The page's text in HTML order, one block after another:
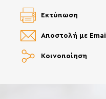
Κοινοποίηση
Αποστολή με Email
Εκτύπωση